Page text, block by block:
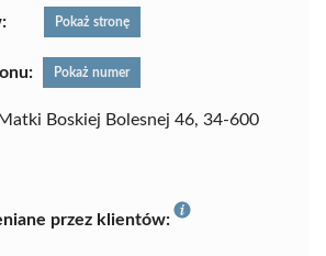
Pokaż stronę
Pokaż numer
Matki Boskiej Bolesnej 46, 34-600
przez klientów: